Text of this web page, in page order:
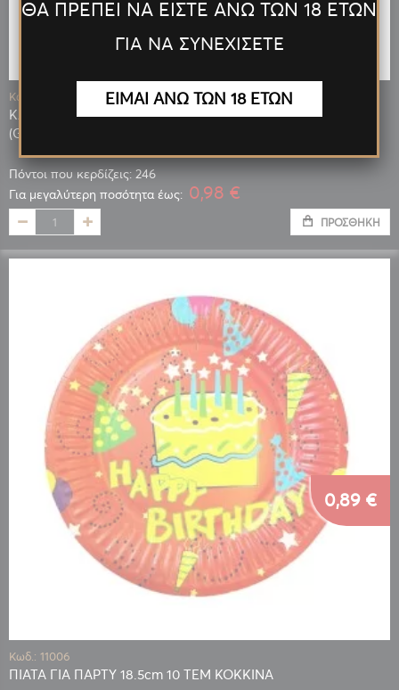
Κωδ.: 09220
ΚΑΛΩΔΙΟ ΦΟΡΤΙΣΗΣ LIGHTNING (IPHONE) ΜΠΛΕ 164cm
(GS06)
Πόντοι που κερδίζεις: 246
Για μεγαλύτερη ποσότητα έως: 0,98 €
ΠΡΟΣΘΉΚΗ
Κωδ.: 11006
ΠΙΑΤΑ ΓΙΑ ΠΑΡΤΥ 18.5cm 10 ΤΕΜ ΚΟΚΚΙΝΑ
0,89 €
ΘΑ ΠΡΕΠΕΙ ΝΑ ΕΙΣΤΕ ΑΝΩ ΤΩΝ 18 ΕΤΩΝ
ΓΙΑ ΝΑ ΣΥΝΕΧΙΣΕΤΕ
ΕΙΜΑΙ ΑΝΩ ΤΩΝ 18 ΕΤΩΝ